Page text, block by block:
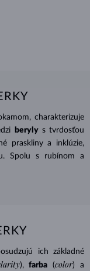
charakterizuje
beryly s tvrdosťou
praskliny a inklúzie,
Spolu s rubínom a
ich základné
), farba (color) a